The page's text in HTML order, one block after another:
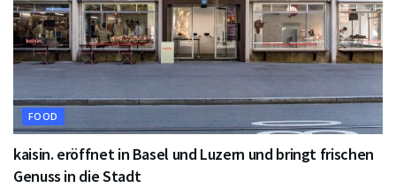
FOOD
kaisin. eröffnet in Basel und Luzern und bringt frischen
Genuss in die Stadt